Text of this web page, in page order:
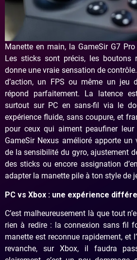
Manette en main, la GameSir G7
Les sticks sont précis, les boutons
donne une vraie sensation de
d’action, un FPS ou même un jeu
répond parfaitement. La latence
surtout sur PC en sans-fil via le
expérience fluide, sans coupure, et
pour ceux qui aiment peaufiner leur
GameSir Nexus amélioré apporte
de la sensibilité du gyro, ajustement
des sticks ou encore assignation
adapter la manette pile à ton style de
PC vs Xbox : une expérience
C’est malheureusement là que tout
rien à redire : la connexion sans fil
manette est reconnue rapidement, et
revanche, sur Xbox, il faudra